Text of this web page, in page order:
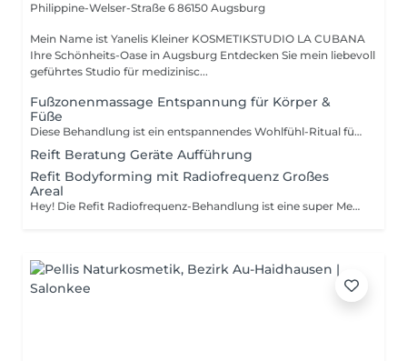
Philippine-Welser-Straße 6 86150 Augsburg
Mein Name ist Yanelis Kleiner KOSMETIKSTUDIO LA CUBANA
Ihre Schönheits-Oase in Augsburg Entdecken Sie mein liebevoll
geführtes Studio für medizinisc...
Fußzonenmassage Entspannung für Körper &
Füße
Diese Behandlung ist ein entspannendes Wohlfühl-Ritual für Körper und Geist. Durch sanfte, gezielte Massagegriffe werden deine Füße entlastet und der gesamte Körper kommt zur Ruhe. Perfekt für Kunden, die nicht nur Pflege, sondern echte Entspannung suchen. Wirkung * Tiefenentspannung für den ganzen Körper * Förderung der Durchblutung * Stressabbau & innere Ruhe * Leichte, entspannte Füße Ablauf dein Luxus-Ritual * Warme Begrüßung der Füße * Entspannende Massage mit hochwertigen Ölen * Sanfte, fließende Bewegungen über alle Fußzonen * Ruhiger, harmonischer Abschluss Das Besondere bei La Cubana * Exklusives Entspannungs-Ritual * Hochwertige Pflegeprodukte * Individuell angepasst * Perfekt kombinierbar mit deiner Fußpflege
Reift Beratung Geräte Aufführung
Refit Bodyforming mit Radiofrequenz Großes
Areal
Hey! Die Refit Radiofrequenz-Behandlung ist eine super Methode, um deine Körperform zu verbessern und deine Haut zu straffen. Hier sind die wichtigsten Infos für dich: *Was ist Refit Radiofrequenz?* Refit Radiofrequenz ist eine nicht-invasive Behandlung, die mittels Radiofrequenz-Energie deine Haut erwärmt, um die Kollagen-Produktion zu stimulieren und deine Haut zu straffen. *Vorteile* - *Körperformung*: Reduziert überschüssiges Fett und verbessert die Muskeldefinition - *Hautstraffung*: Strafft die Haut und reduziert Falten - *Hautverjüngung*: Verbessert die Hautstruktur und -elastizität *Refit RF Körperformung: Vorteile und Nachteile für Kunden* Die Refit RF Körperformung ist eine super Methode, um deine Körperform zu verbessern und deine Haut zu straffen. Hier sind die wichtigsten *Vorteile* für dich: - *Schonende Behandlungsmethode ohne Eingriff*: Keine Schmerzen, keine Ausfallzeit - *Reduktion von Fettgewebe und Cellulite*: Lang anhaltende Ergebnisse - *Körperkonturen werden attraktiv betont*: Straffere Haut, bessere Körperform - *Verbesserung der Hautelastizität*: Durch die Stimulation der Kollagen-Produktion - *Sofortige Rückkehr in den Alltag*: Keine Erholungszeit nötig Was die *Nachteile* angeht, gibt es nur wenige, aber hier sind einige zu beachten: - *Leichte Rötungen oder Blutergüsse*: Können nach der Behandlung auftreten, sind aber unbedenklich - *Mehrere Sitzungen erforderlich*: Für optimale Ergebnisse sind mehrere Behandlungen notwendig - *Preis*: Die Kosten variieren je nach Behandlungsbereich und Anzahl der Sitzungen *Wie funktioniert die Behandlung?* Die Refit-Behandlung kombiniert Radiofrequenz, Vakuum und LED-Licht, um optimale Ergebnisse zu erzielen. Die Radiofrequenz erzeugt angenehme Wärme, die in tiefere Hautschichten vordringt und einen Shrinking-Effekt auslöst, der die Haut zusammenzieht und straff - Dauer: 30-60 Minuten pro Sitzung *Kontraindikationen* - Schwangerschaft und Stillzeit - Bestimmte Hautkrankheiten - Überempfindlichkeit Behandlung von: -körperfirmung durch Massage -Körperstraffung an Gesicht, Arme, Hüfte, Gesäß und Abdomen -Gewerbestraffung an z.B. Doppelkinn, Brust oder Gesäß, Tränensäcken -Hautverjüngerung durch Anregung des Zellstoffwechsels -Facelifting -Lymphdrainage -Dehnungsstreifen -Grobporige Haut -Hautaufhellung -Aknenarben